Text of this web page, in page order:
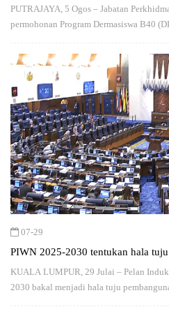
PUTRAJAYA, 5 Ogos – Jabatan
permohonan Program Dermasiswa B40
07-29
PIWN 2025-2030 tentukan hala
KUALA LUMPUR, 29 Julai – Pelan
2030 bakal menjadi hala tuju